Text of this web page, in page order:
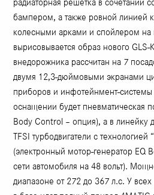
бампером, а также ровной линией
колесными арками и спойлером
вырисовывается образ нового GLS-
внедорожника рассчитан на 7
двумя 12,3-дюймовыми экранами
приборов и инфотейнмент-системы
оснащении будет пневматическая
Body Control – опция), а в линейку
TFSI турбодвигатели с технологией
(электронный мотор-генератор EQ
сети автомобиля на 48 вольт).
диапазоне от 272 до 367 л.с. У